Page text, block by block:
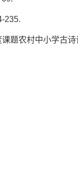
235.
题农村中小学古诗